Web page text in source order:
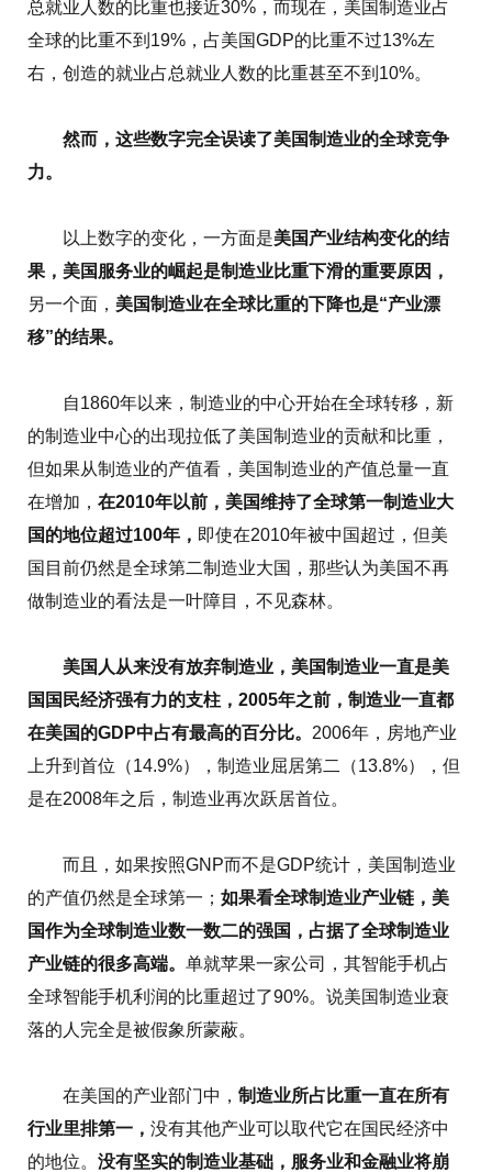
总就业人数的比重也接近30%，而现在，美国制造业占
全球的比重不到19%，占美国GDP的比重不过13%左
右，创造的就业占总就业人数的比重甚至不到10%。
然而，这些数字完全误读了美国制造业的全球竞争
力。
以上数字的变化，一方面是美国产业结构变化的结
果，美国服务业的崛起是制造业比重下滑的重要原因，
另一个面， 美国制造业在全球比重的下降也是“产业漂
移”的结果。
自1860年以来，制造业的中心开始在全球转移，新
的制造业中心的出现拉低了美国制造业的贡献和比重，
但如果从制造业的产值看，美国制造业的产值总量一直
在增加， 在2010年以前，美国维持了全球第一制造业大
国的地位超过100年， 即使在2010年被中国超过，但美
国目前仍然是全球第二制造业大国，那些认为美国不再
做制造业的看法是一叶障目，不见森林。
美国人从来没有放弃制造业，美国制造业一直是美
国国民经济强有力的支柱，2005年之前，制造业一直都
在美国的GDP中占有最高的百分比。 2006年，房地产业
上升到首位（14.9%），制造业屈居第二（13.8%），但
是在2008年之后，制造业再次跃居首位。
而且，如果按照GNP而不是GDP统计，美国制造业
的产值仍然是全球第一； 如果看全球制造业产业链，美
国作为全球制造业数一数二的强国，占据了全球制造业
产业链的很多高端。 单就苹果一家公司，其智能手机占
全球智能手机利润的比重超过了90%。说美国制造业衰
落的人完全是被假象所蒙蔽。
在美国的产业部门中， 制造业所占比重一直在所有
行业里排第一， 没有其他产业可以取代它在国民经济中
的地位。 没有坚实的制造业基础，服务业和金融业将崩